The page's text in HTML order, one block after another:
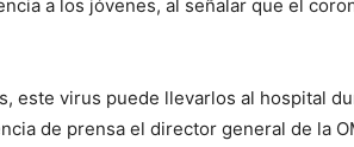
a los jóvenes, al señalar que el
este virus puede llevarlos al hospital
de prensa el director general de la